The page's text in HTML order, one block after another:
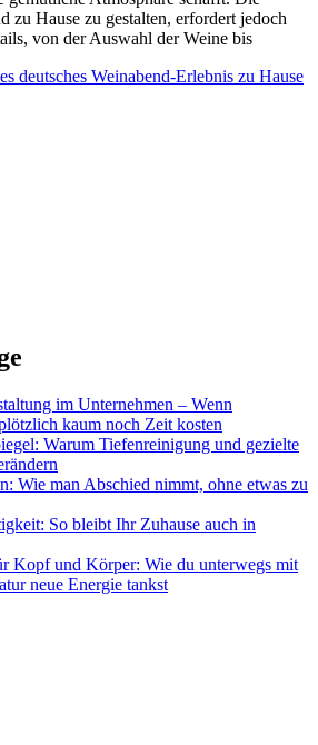
zu Hause zu gestalten, erfordert jedoch
von der Auswahl der Weine bis
deutsches Weinabend-Erlebnis zu Hause
im Unternehmen – Wenn
kaum noch Zeit kosten
Warum Tiefenreinigung und gezielte
Wie man Abschied nimmt, ohne etwas zu
So bleibt Ihr Zuhause auch in
Kopf und Körper: Wie du unterwegs mit
neue Energie tankst